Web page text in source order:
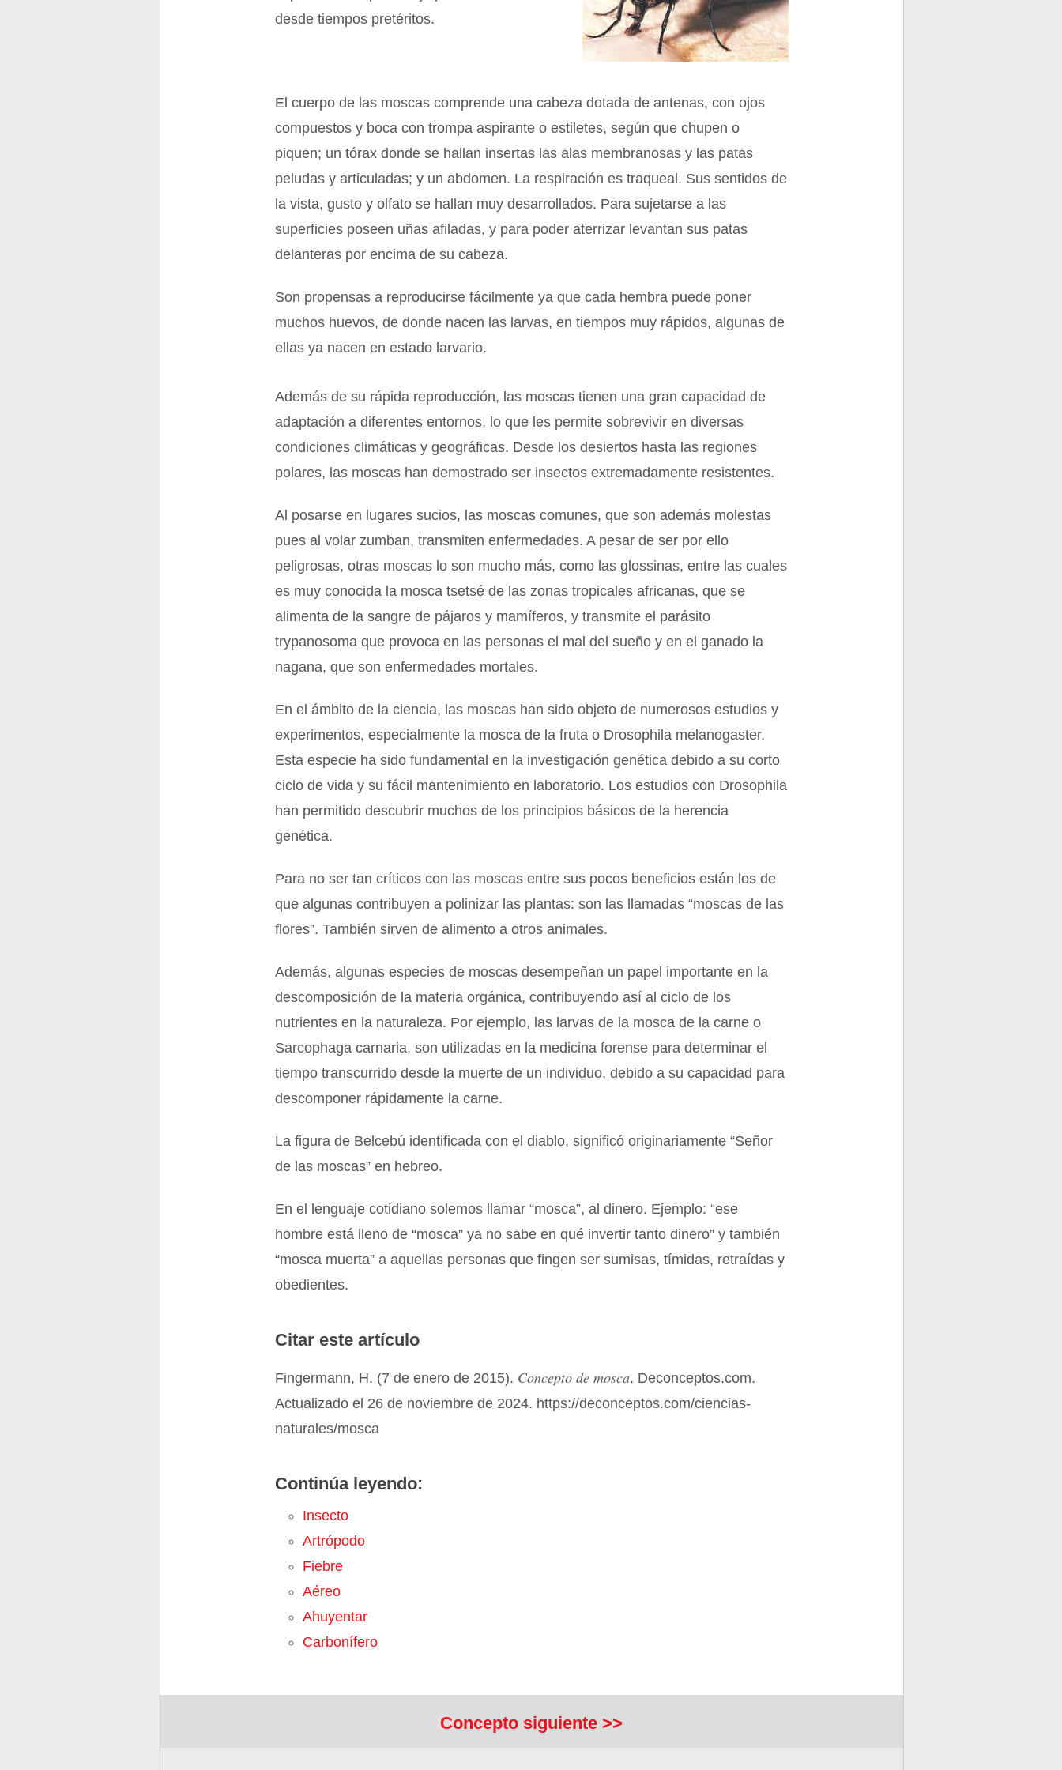
desde tiempos pretéritos.
El cuerpo de las moscas comprende una cabeza dotada de antenas, con ojos
compuestos y boca con trompa aspirante o estiletes, según que chupen o
piquen; un tórax donde se hallan insertas las alas membranosas y las patas
peludas y articuladas; y un abdomen. La respiración es traqueal. Sus sentidos de
la vista, gusto y olfato se hallan muy desarrollados. Para sujetarse a las
superficies poseen uñas afiladas, y para poder aterrizar levantan sus patas
delanteras por encima de su cabeza.
Son propensas a reproducirse fácilmente ya que cada hembra puede poner
muchos huevos, de donde nacen las larvas, en tiempos muy rápidos, algunas de
ellas ya nacen en estado larvario.
Además de su rápida reproducción, las moscas tienen una gran capacidad de
adaptación a diferentes entornos, lo que les permite sobrevivir en diversas
condiciones climáticas y geográficas. Desde los desiertos hasta las regiones
polares, las moscas han demostrado ser insectos extremadamente resistentes.
Al posarse en lugares sucios, las moscas comunes, que son además molestas
pues al volar zumban, transmiten enfermedades. A pesar de ser por ello
peligrosas, otras moscas lo son mucho más, como las glossinas, entre las cuales
es muy conocida la mosca tsetsé de las zonas tropicales africanas, que se
alimenta de la sangre de pájaros y mamíferos, y transmite el parásito
trypanosoma que provoca en las personas el mal del sueño y en el ganado la
nagana, que son enfermedades mortales.
En el ámbito de la ciencia, las moscas han sido objeto de numerosos estudios y
experimentos, especialmente la mosca de la fruta o Drosophila melanogaster.
Esta especie ha sido fundamental en la investigación genética debido a su corto
ciclo de vida y su fácil mantenimiento en laboratorio. Los estudios con Drosophila
han permitido descubrir muchos de los principios básicos de la herencia
genética.
Para no ser tan críticos con las moscas entre sus pocos beneficios están los de
que algunas contribuyen a polinizar las plantas: son las llamadas “moscas de las
flores”. También sirven de alimento a otros animales.
Además, algunas especies de moscas desempeñan un papel importante en la
descomposición de la materia orgánica, contribuyendo así al ciclo de los
nutrientes en la naturaleza. Por ejemplo, las larvas de la mosca de la carne o
Sarcophaga carnaria, son utilizadas en la medicina forense para determinar el
tiempo transcurrido desde la muerte de un individuo, debido a su capacidad para
descomponer rápidamente la carne.
La figura de Belcebú identificada con el diablo, significó originariamente “Señor
de las moscas” en hebreo.
En el lenguaje cotidiano solemos llamar “mosca”, al dinero. Ejemplo: “ese
hombre está lleno de “mosca” ya no sabe en qué invertir tanto dinero” y también
“mosca muerta” a aquellas personas que fingen ser sumisas, tímidas, retraídas y
obedientes.
Citar este artículo
Fingermann, H. (7 de enero de 2015). Concepto de mosca. Deconceptos.com.
Actualizado el 26 de noviembre de 2024. https://deconceptos.com/ciencias-
naturales/mosca
Continúa leyendo:
Insecto
Artrópodo
Fiebre
Aéreo
Ahuyentar
Carbonífero
Concepto siguiente >>